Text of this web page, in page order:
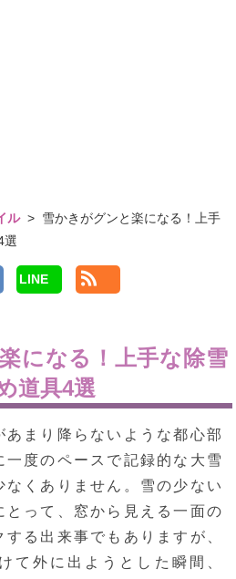
ル> 雪かきがグンと楽になる！上手
選
LINE
になる！上手な除雪
道具4選
まり降らないような都心部
度のペースで記録的な大雪
くありません。雪の少ない
とって、窓から見える一面の
る出来事でもありますが、
て外に出ようとした瞬間、